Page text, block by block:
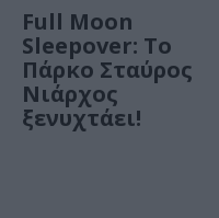
Full Moon
Sleepover: Το
Πάρκο Σταύρος
Νιάρχος
ξενυχτάει!